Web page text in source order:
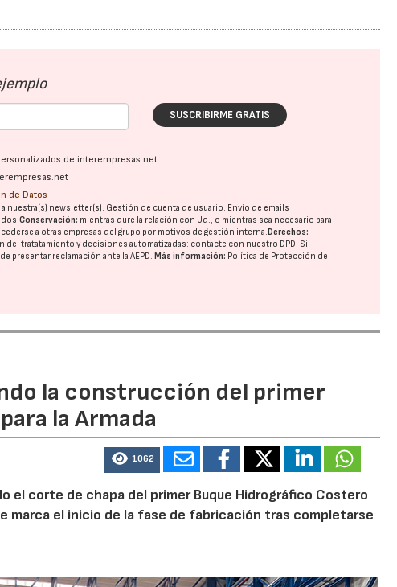
SUSCRIBIRME GRATIS
de interempresas.net
de Datos
nuestra(s) newsletter(s). Gestión de cuenta de usuario. Envío de emails
Conservación: mientras dure la relación con Ud., o mientras sea necesario para
a otras empresas del grupo por motivos de gestión interna.Derechos:
tratatamiento y decisiones automatizadas: contacte con nuestro DPD. Si
presentar reclamación ante laAEPD.Más información: Política de Protección de
la construcción del primer
la Armada
1062
el corte de chapa del primer Buque Hidrográfico Costero
marca el inicio de la fase de fabricación tras completarse
15/07/2026 29/07/2026